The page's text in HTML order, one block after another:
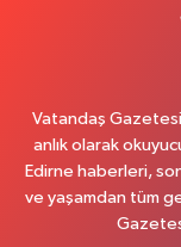
Vatandaş
anlık olarak
Edirne haberleri,
ve yaşamdan tüm